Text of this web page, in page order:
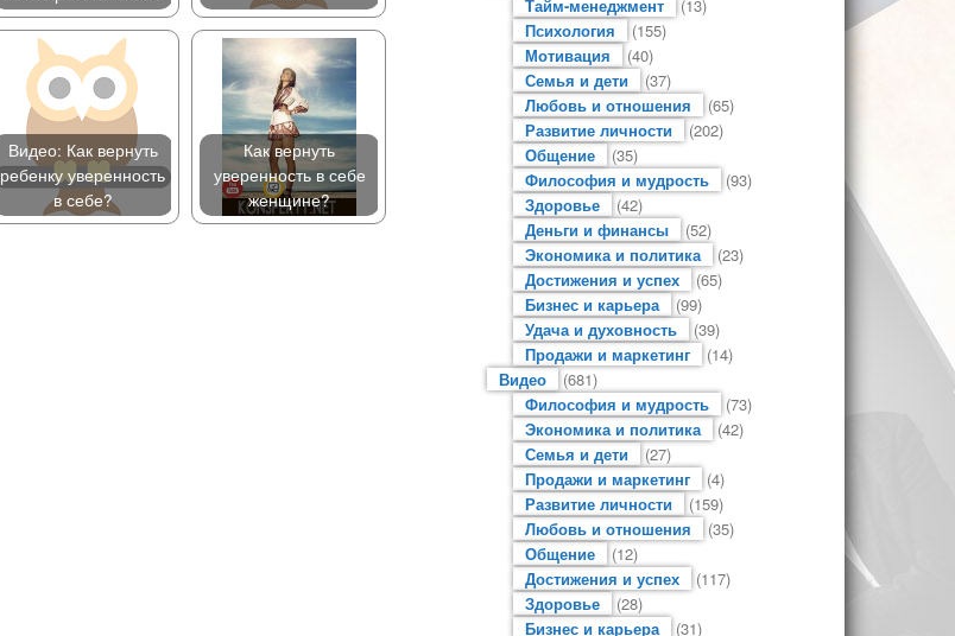
Видео: Как вернуть
ребенку уверенность
в себе?
Как вернуть
уверенность в себе
женщине?
Тайм-менеджмент
(13)
Психология
(155)
Мотивация
(40)
Семья и дети
(37)
Любовь и отношения
(65)
Развитие личности
(202)
Общение
(35)
Философия и мудрость
(93)
Здоровье
(42)
Деньги и финансы
(52)
Экономика и политика
(23)
Достижения и успех
(65)
Бизнес и карьера
(99)
Удача и духовность
(39)
Продажи и маркетинг
(14)
Видео
(681)
Философия и мудрость
(73)
Экономика и политика
(42)
Семья и дети
(27)
Продажи и маркетинг
(4)
Развитие личности
(159)
Любовь и отношения
(35)
Общение
(12)
Достижения и успех
(117)
Здоровье
(28)
Бизнес и карьера
(31)